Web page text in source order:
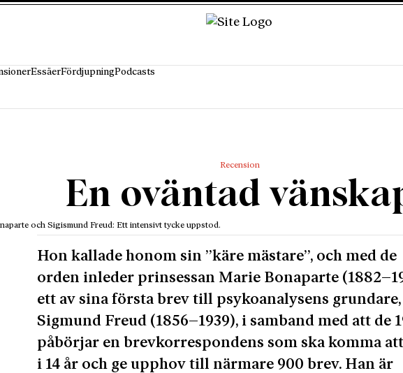
EssäerFördjupningPodcasts
Recension
En oväntad
och Sigismund Freud: Ett intensivt tycke uppstod.
Hon kallade honom sin ”käre mästare”, och med de
orden inleder prinsessan Marie Bonaparte
ett av sina första brev till psykoanalysens grundare,
Sigmund Freud (1856–1939), i samband med att de
påbörjar en brevkorrespondens som ska komma
i 14 år och ge upphov till närmare 900 brev. Han är